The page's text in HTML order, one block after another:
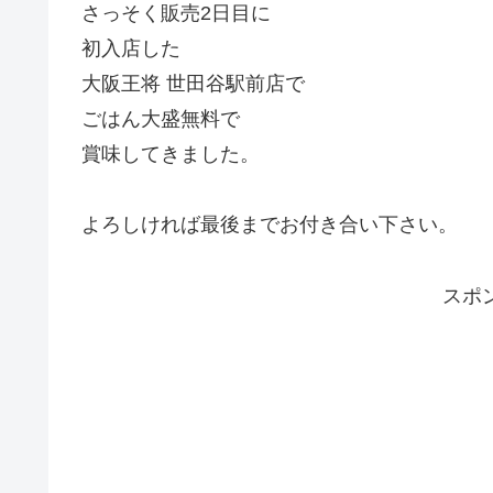
さっそく販売2日目に
初入店した
大阪王将 世田谷駅前店で
ごはん大盛無料で
賞味してきました。
よろしければ最後までお付き合い下さい。
スポ